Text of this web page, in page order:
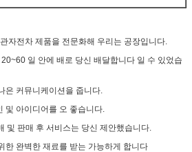
자전차 제품을 전문화해 우리는 공장입니다.
일 안에 배로 당신 배달합니다 일 수 있었습
은 커뮤니케이션을 줍니다.
및 아이디어를 오 좋습니다.
및 판매 후 서비스는 당신 제안했습니다.
한 완벽한 재료를 받는 가능하게 합니다